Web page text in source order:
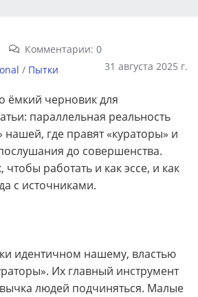
Комментарии: 0
31 августа 2025 г.
/ Пытки
черновик для
параллельная реальность
нашей, где правят «кураторы» и
до совершенства.
чтобы работать и как эссе, и как
с источниками.
идентичном нашему, властью
Их главный инструмент
людей подчиняться. Малые